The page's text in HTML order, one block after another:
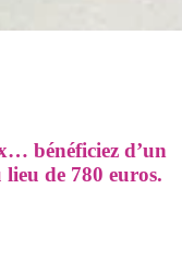
bénéficiez d’un
de 780 euros.